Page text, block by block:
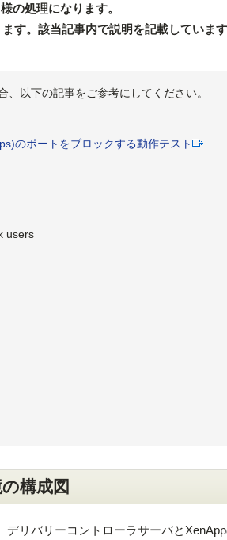
の処理になります。
す。該当記事内で説明を記載しています
以下の記事をご参考にしてください。
のポートをブロックする動作テスト
users
構成図
リバリーコントローラサーバと